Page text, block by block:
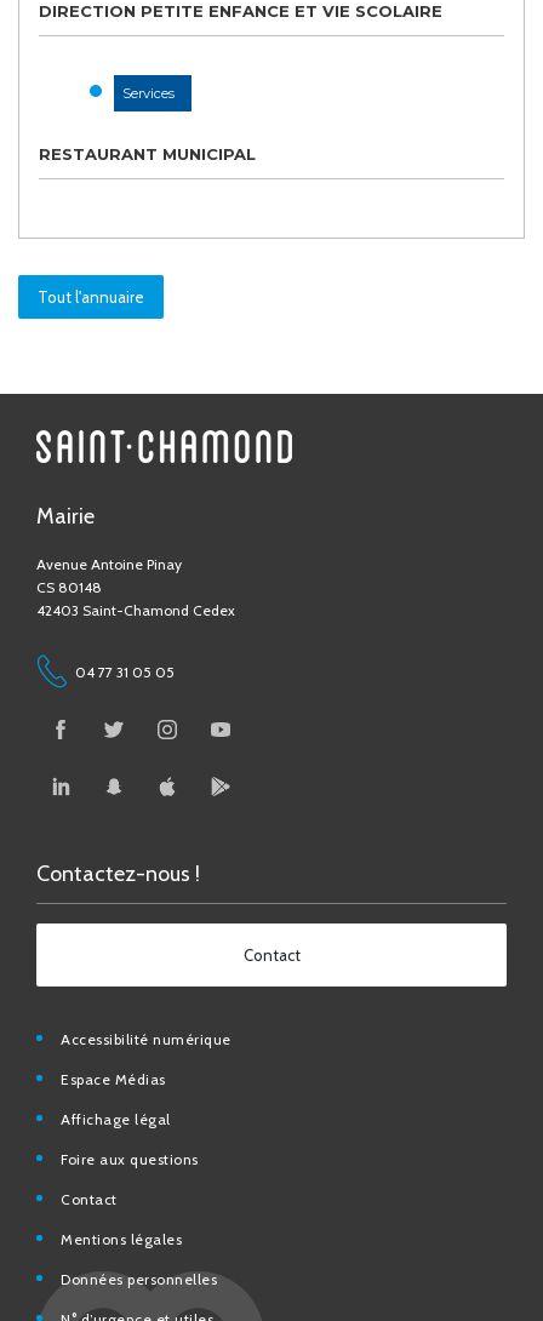
DIRECTION PETITE ENFANCE ET VIE SCOLAIRE
Services
RESTAURANT MUNICIPAL
Tout l'annuaire
Mairie
Avenue Antoine Pinay
CS 80148
42403 Saint-Chamond Cedex
04 77 31 05 05
Contactez-nous !
Contact
Accessibilité numérique
Espace Médias
Affichage légal
Foire aux questions
Contact
Mentions légales
Données personnelles